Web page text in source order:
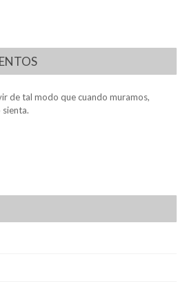
de tal modo que cuando muramos,
sienta.